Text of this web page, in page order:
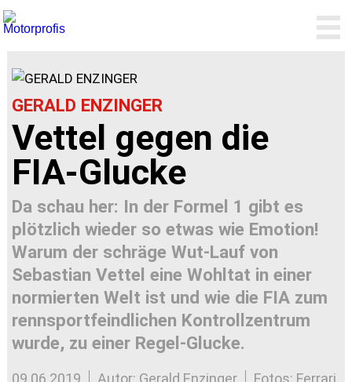
GERALD ENZINGER
Vettel gegen die
FIA-Glucke
Da schau her: In der Formel 1 gibt es
plötzlich wieder so etwas wie Emotion!
Warum der schräge Wut-Lauf von
Sebastian Vettel eine Wohltat in einer
normierten Welt ist und wie die FIA zum
rennsportfeindlichen Kontrollzentrum
wurde, zu einer Regel-Glucke.
09.06.2019 Autor: Gerald Enzinger Fotos: Ferrari,